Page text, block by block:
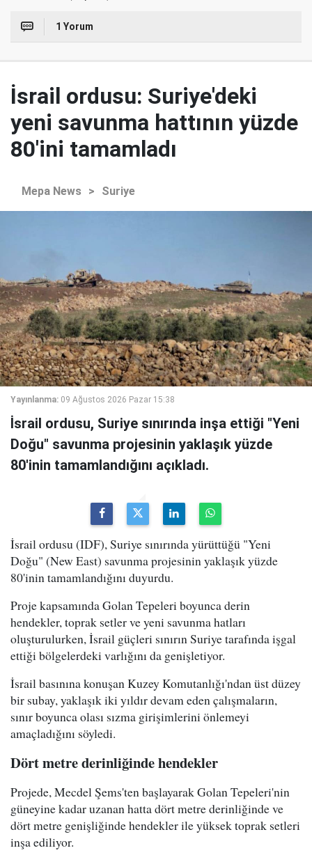
1 Yorum
İsrail ordusu: Suriye'deki
yeni savunma hattının yüzde
80'ini tamamladı
Mepa News > Suriye
Yayınlanma: 09 Ağustos 2026 Pazar 15:38
İsrail ordusu, Suriye sınırında inşa ettiği "Yeni
Doğu" savunma projesinin yaklaşık yüzde
80'inin tamamlandığını açıkladı.
İsrail ordusu (IDF), Suriye sınırında yürüttüğü "Yeni
Doğu" (New East) savunma projesinin yaklaşık yüzde
80'inin tamamlandığını duyurdu.
Proje kapsamında Golan Tepeleri boyunca derin
hendekler, toprak setler ve yeni savunma hatları
oluşturulurken, İsrail güçleri sınırın Suriye tarafında işgal
ettiği bölgelerdeki varlığını da genişletiyor.
İsrail basınına konuşan Kuzey Komutanlığı'ndan üst düzey
bir subay, yaklaşık iki yıldır devam eden çalışmaların,
sınır boyunca olası sızma girişimlerini önlemeyi
amaçladığını söyledi.
Dört metre derinliğinde hendekler
Projede, Mecdel Şems'ten başlayarak Golan Tepeleri'nin
güneyine kadar uzanan hatta dört metre derinliğinde ve
dört metre genişliğinde hendekler ile yüksek toprak setleri
inşa ediliyor.